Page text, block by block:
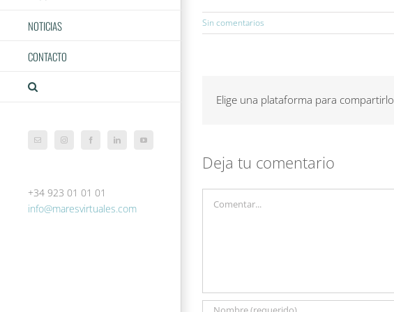
NOTICIAS
CONTACTO
Correo
InstagramFacebookLinkedIn YouTube
+34 923 01 01 01
info@maresvirtuales.com
Sin comentarios
Elige una plataforma para compartirlo
Deja tu comentario